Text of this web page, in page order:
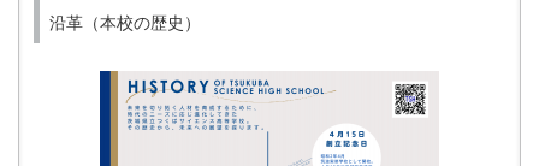
沿革（本校の歴史）